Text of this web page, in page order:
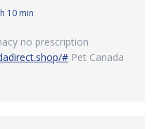
10 min
no prescription
# Pet Canada